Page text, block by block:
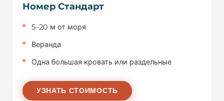
Номер Стандарт
5–20 м от моря
Веранда
Одна большая кровать или раздельные
УЗНАТЬ СТОИМОСТЬ